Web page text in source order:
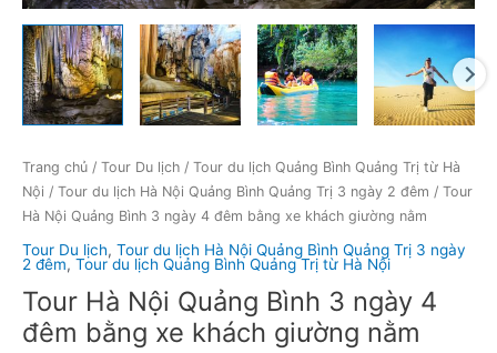
Trang chủ / Tour Du lịch / Tour du lịch Quảng Bình Quảng Trị từ Hà
Nội / Tour du lịch Hà Nội Quảng Bình Quảng Trị 3 ngày 2 đêm / Tour
Hà Nội Quảng Bình 3 ngày 4 đêm bằng xe khách giường nằm
Tour Du lịch, Tour du lịch Hà Nội Quảng Bình Quảng Trị 3 ngày
2 đêm, Tour du lịch Quảng Bình Quảng Trị từ Hà Nội
Tour Hà Nội Quảng Bình 3 ngày 4
đêm bằng xe khách giường nằm